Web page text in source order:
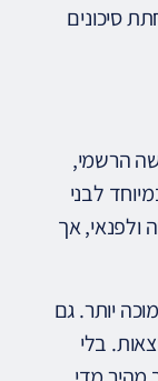
סיכונים
הרשמי,
לבני
ולפנאי, אך
יותר. גם
בלי